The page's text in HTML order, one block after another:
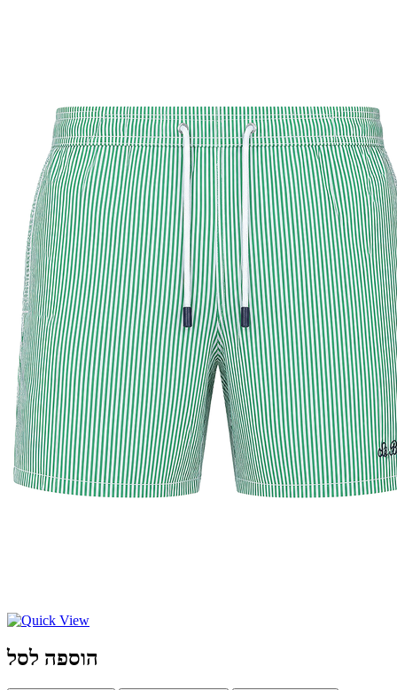
הוספה לסל